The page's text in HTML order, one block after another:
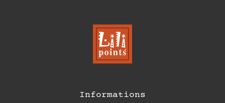
Informations